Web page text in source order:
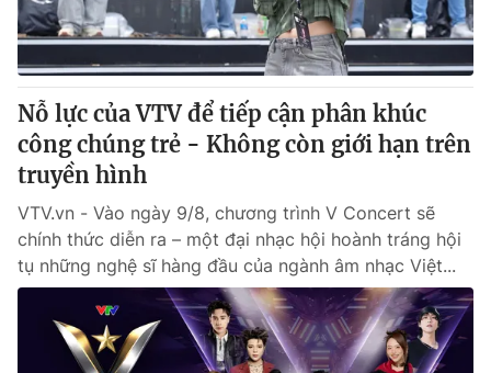
Nỗ lực của VTV để tiếp cận phân khúc
công chúng trẻ - Không còn giới hạn trên
truyền hình
VTV.vn - Vào ngày 9/8, chương trình V Concert sẽ
chính thức diễn ra – một đại nhạc hội hoành tráng hội
tụ những nghệ sĩ hàng đầu của ngành âm nhạc Việt...